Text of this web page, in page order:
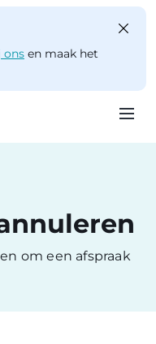
ons en maak het
om een afspraak